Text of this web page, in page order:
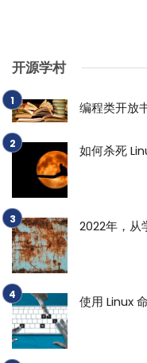
开源学村
编程类开放
如何杀死
2022年，从
使用 Linux